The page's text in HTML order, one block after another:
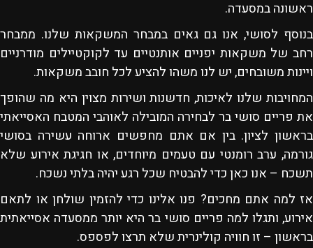
ראשונה במסעדה.
בנוסף לסושי, אנו גם גאים במבחר המשקאות שלנו. ממבחר
רחב של משקאות יפניים אותנטיים עד לקוקטיילים מודרניים
ויינות משובחים, יש לנו משהו להציע לכל חובב משקאות.
המחויבות שלנו לאיכות, חדשנות ושירות מצוין היא מה שהופך
את פריים סושי בר לבחירה המובילה לאוהבי המטבח האסייאתי
בראשון לציון. בין אם אתם מחפשים ארוחה עשירה בסושי
גורמה, ערב רומנטי עם טעמים מיוחדים, או חגיגת אירוע שלא
תשכח – אנו כאן כדי להבטיח שכל רגע יהיה בלתי נשכח.
אז למה אתם מחכים? פנו אלינו כדי להזמין שולחן או לתאם
אירוע, ותגלו למה פריים סושי בר היא יותר ממסעדה אסייאתית
בראשון – זו חוויה קולינרית שלא תרצו לפספס.